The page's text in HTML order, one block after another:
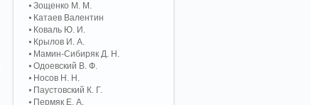
Зощенко М. М.
Катаев Валентин
Коваль Ю. И.
Крылов И. А.
Мамин-Сибиряк Д. Н.
Одоевский В. Ф.
Носов Н. Н.
Паустовский К. Г.
Пермяк Е. А.